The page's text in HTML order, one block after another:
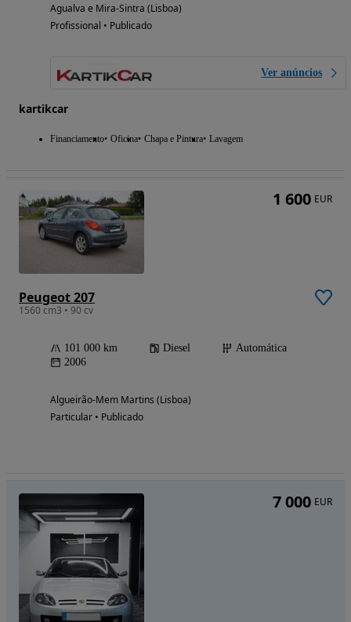
Agualva e Mira-Sintra (Lisboa)
Profissional • Publicado
Ver anúncios
kartikcar
Financiamento Oficina Chapa e Pintura Lavagem
Peugeot 207
1560 cm3 • 90 cv
101 000 km Diesel
Automática
2006
Algueirão-Mem Martins (Lisboa)
Particular • Publicado
1 600 EUR
7 000 EUR